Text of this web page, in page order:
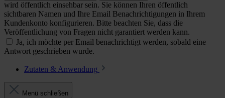
wird öffentlich einsehbar sein. Sie können Ihren öffentlich
sichtbaren Namen und Ihre Email Benachrichtigungen in Ihrem
Kundenkonto konfigurieren. Bitte beachten Sie, dass die
Veröffentlichung von Fragen nicht garantiert werden kann.
Ja, ich möchte per Email benachrichtigt werden, sobald eine
Antwort geschrieben wurde.
Zutaten & Anwendung
Menü schließen